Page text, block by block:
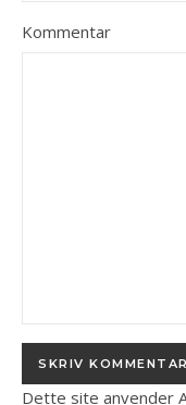
Kommentar
Dette site anvender